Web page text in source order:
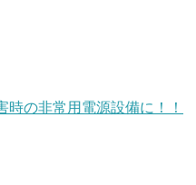
時の非常用電源設備に！！